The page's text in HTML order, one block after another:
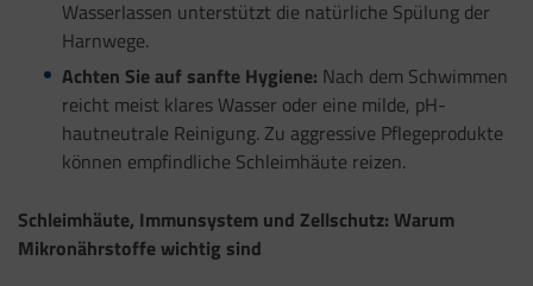
Wasserlassen unterstützt die natürliche Spülung der
Harnwege.
Achten Sie auf sanfte Hygiene: Nach dem Schwimmen
reicht meist klares Wasser oder eine milde, pH-
hautneutrale Reinigung. Zu aggressive Pflegeprodukte
können empfindliche Schleimhäute reizen.
Schleimhäute, Immunsystem und Zellschutz: Warum
Mikronährstoffe wichtig sind